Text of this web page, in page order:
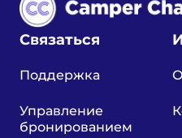
Связаться
Поддержка
Управление
бронированием